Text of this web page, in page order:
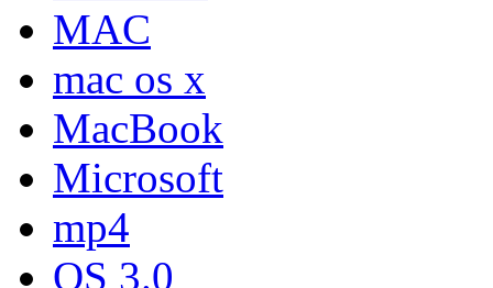
MAC
mac os x
MacBook
Microsoft
mp4
OS 3.0